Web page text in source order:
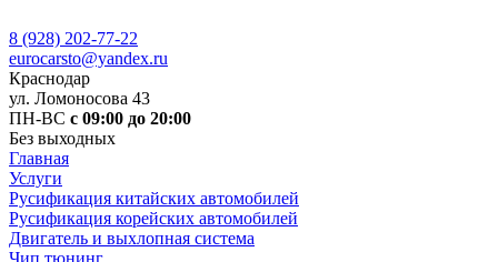
8 (928) 202-77-22
eurocarsto@yandex.ru
Краснодар
ул. Ломоносова 43
ПН-ВС с 09:00 до 20:00
Без выходных
Главная
Услуги
Русификация китайских автомобилей
Русификация корейских автомобилей
Двигатель и выхлопная система
Чип тюнинг